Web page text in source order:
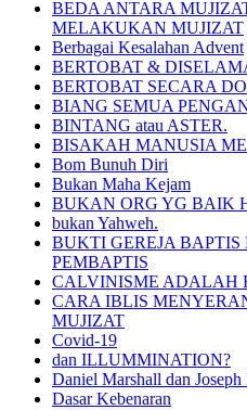
BEDA ANTARA
MELAKUKAN MUJIZAT
Berbagai Kesalahan Advent
BERTOBAT &
BERTOBAT SECARA
BIANG SEMUA
BINTANG atau ASTER.
BISAKAH MANUSIA
Bom Bunuh Diri
Bukan Maha Kejam
BUKAN ORG YG BAIK
bukan Yahweh.
BUKTI GEREJA
PEMBAPTIS
CALVINISME ADALAH
CARA IBLIS
MUJIZAT
Covid-19
dan ILLUMMINATION?
Daniel Marshall dan Joseph
Dasar Kebenaran